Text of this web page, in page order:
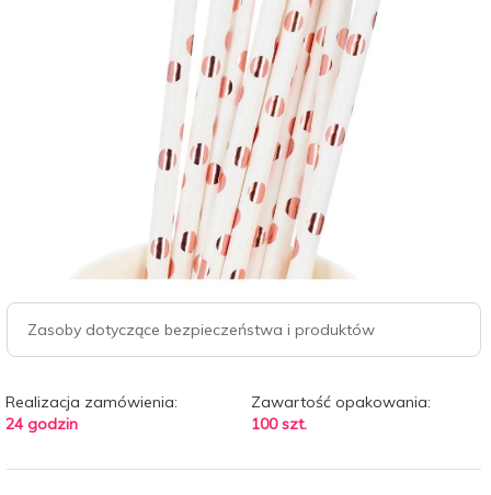
Zasoby dotyczące bezpieczeństwa i produktów
Realizacja zamówienia:
24 godzin
Zawartość opakowania:
100 szt.